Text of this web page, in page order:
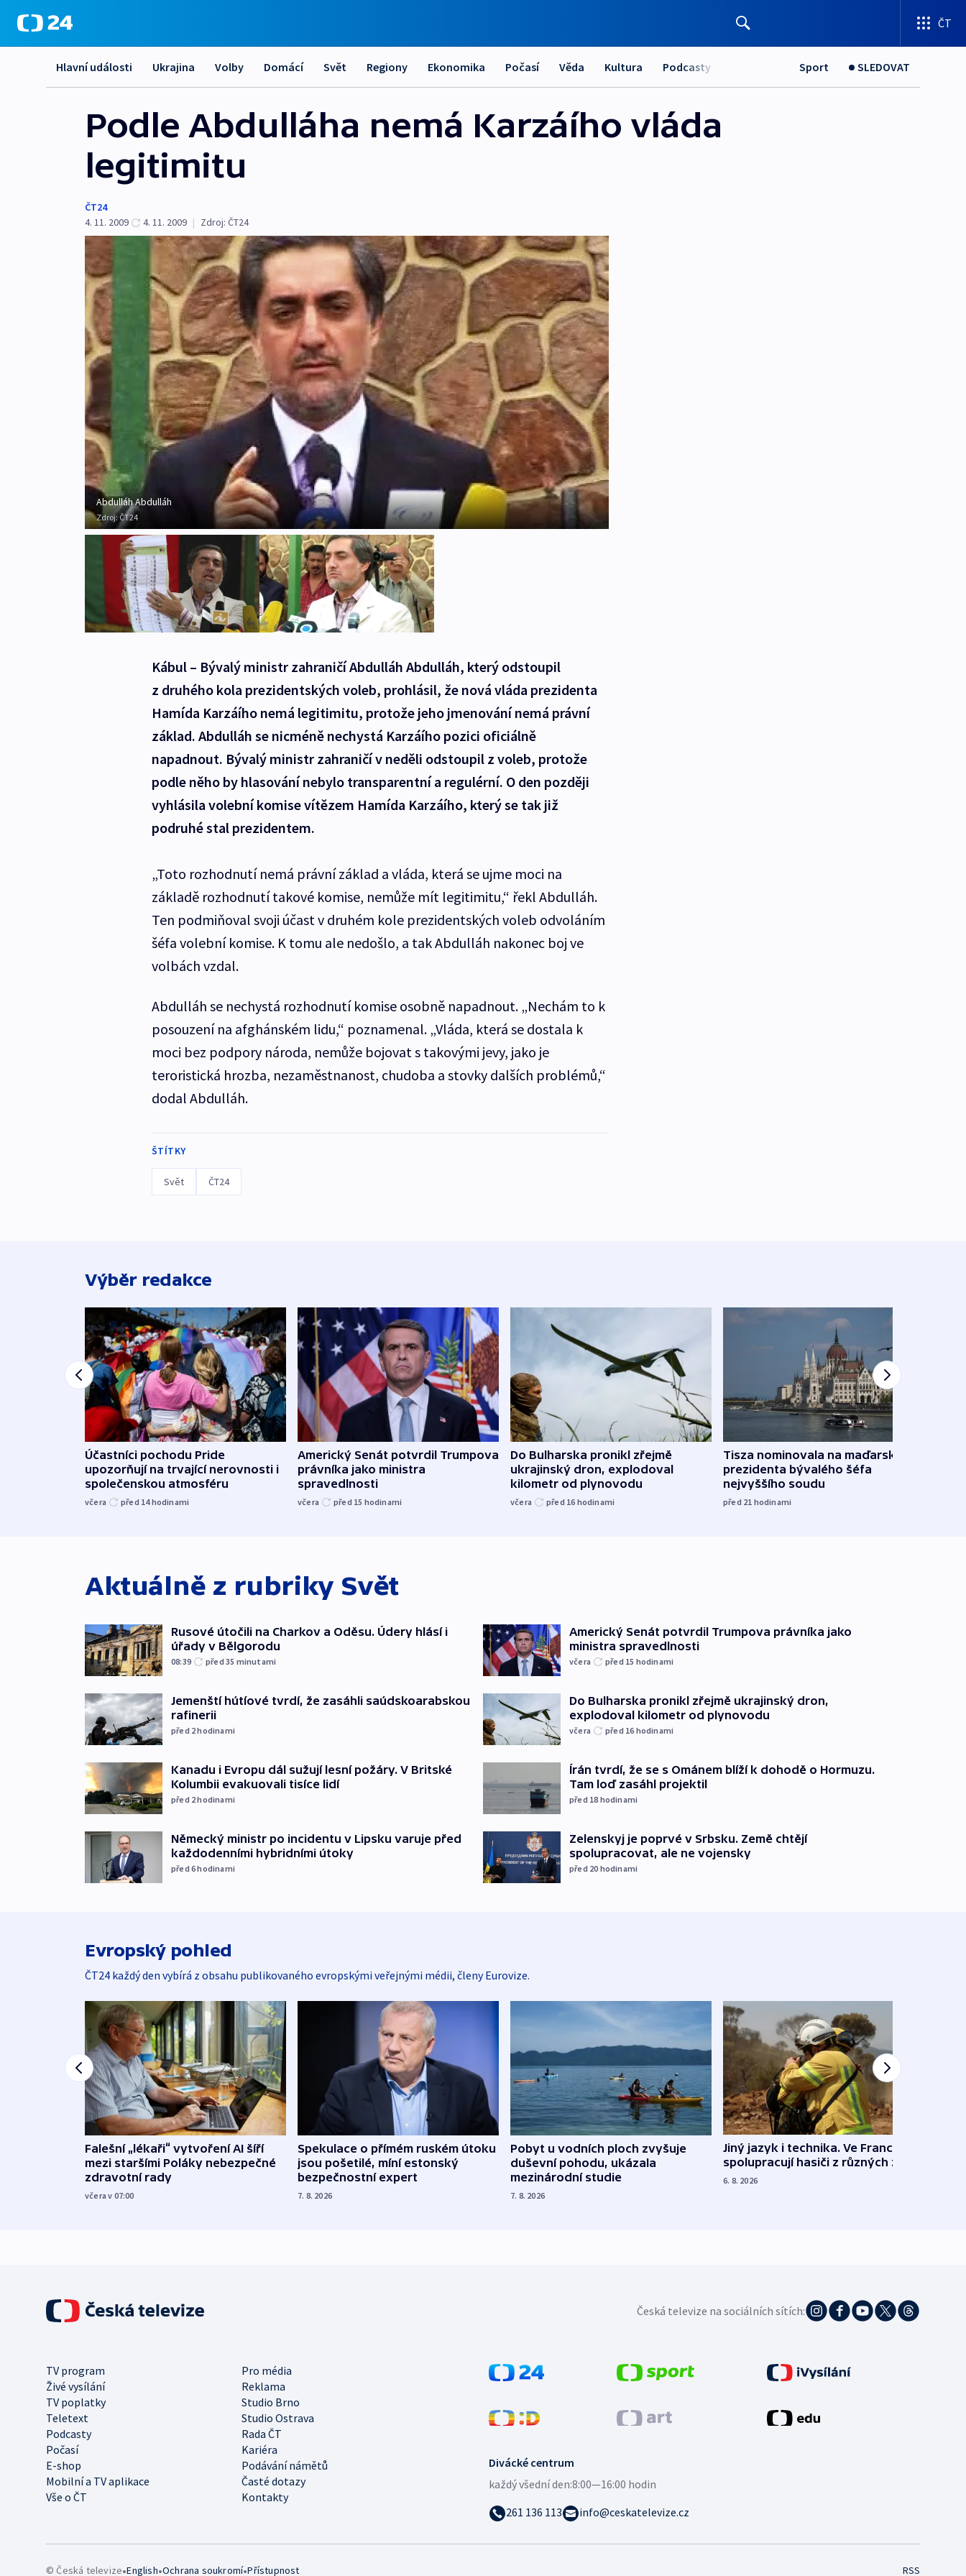
ČT
Hlavní události Ukrajina Volby Domácí Svět Regiony Ekonomika Počasí Věda Kultura Podcasty Sport SLEDOVAT
Podle Abdulláha nemá Karzáího vláda
legitimitu
ČT24
4. 11. 2009
4. 11. 2009 | Zdroj: ČT24
Abdulláh Abdulláh
Zdroj:ČT24
Kábul – Bývalý ministr zahraničí Abdulláh Abdulláh, který odstoupil
z druhého kola prezidentských voleb, prohlásil, že nová vláda prezidenta
Hamída Karzáího nemá legitimitu, protože jeho jmenování nemá právní
základ. Abdulláh se nicméně nechystá Karzáího pozici oficiálně
napadnout. Bývalý ministr zahraničí v neděli odstoupil z voleb, protože
podle něho by hlasování nebylo transparentní a regulérní. O den později
vyhlásila volební komise vítězem Hamída Karzáího, který se tak již
podruhé stal prezidentem.
„Toto rozhodnutí nemá právní základ a vláda, která se ujme moci na
základě rozhodnutí takové komise, nemůže mít legitimitu,“ řekl Abdulláh.
Ten podmiňoval svoji účast v druhém kole prezidentských voleb odvoláním
šéfa volební komise. K tomu ale nedošlo, a tak Abdulláh nakonec boj ve
volbách vzdal.
Abdulláh se nechystá rozhodnutí komise osobně napadnout. „Nechám to k
posouzení na afghánském lidu,“ poznamenal. „Vláda, která se dostala k
moci bez podpory národa, nemůže bojovat s takovými jevy, jako je
teroristická hrozba, nezaměstnanost, chudoba a stovky dalších problémů,“
dodal Abdulláh.
ŠTÍTKY
Svět ČT24
Výběr redakce
Účastníci pochodu Pride
upozorňují na trvající nerovnosti i
společenskou atmosféru
včera před 14hodinami
Americký Senát potvrdil Trumpova
právníka jako ministra
spravedlnosti
včera před 15 hodinami
Do Bulharska pronikl zřejmě
ukrajinský dron, explodoval
kilometr od plynovodu
včera před 16 hodinami
Tisza nominovala na maďarského
prezidenta bývalého šéfa
nejvyššího soudu
před 21 hodinami
Aktuálně z rubriky Svět
Rusové útočili na Charkov a Oděsu. Údery hlásí i
úřady v Bělgorodu
08:39 před 35 minutami
Jemenští hútíové tvrdí, že zasáhli saúdskoarabskou
rafinerii
před 2hodinami
Kanadu i Evropu dál sužují lesní požáry. V Britské
Kolumbii evakuovali tisíce lidí
před 2hodinami
Německý ministr po incidentu v Lipsku varuje před
každodenními hybridními útoky
před 6hodinami
Americký Senát potvrdil Trumpova právníka jako
ministra spravedlnosti
včera před 15 hodinami
Do Bulharska pronikl zřejmě ukrajinský dron,
explodoval kilometr od plynovodu
včera před 16 hodinami
Írán tvrdí, že se s Ománem blíží k dohodě o Hormuzu.
Tam loď zasáhl projektil
před 18 hodinami
Zelenskyj je poprvé v Srbsku. Země chtějí
spolupracovat, ale ne vojensky
před 20 hodinami
Evropský pohled
ČT24 každý den vybírá z obsahu publikovaného evropskými veřejnými médii, členy Eurovize.
Falešní „lékaři“ vytvoření AI šíří
mezi staršími Poláky nebezpečné
zdravotní rady
včera v 07:00
Spekulace o přímém ruském útoku
jsou pošetilé, míní estonský
bezpečnostní expert
7. 8. 2026
Pobyt u vodních ploch zvyšuje
duševní pohodu, ukázala
mezinárodní studie
7. 8. 2026
Jiný jazyk i technika. Ve Francii
spolupracují hasiči z různých zemí
6. 8. 2026
Česká televize na sociálních sítích:
TV program
Pro média
Živé vysílání
Reklama
TV poplatky
Studio Brno
Teletext
Studio Ostrava
Podcasty
Rada ČT
Počasí
Kariéra
E-shop
Podávání námětů
Mobilní a TV aplikace
Časté dotazy
Vše o ČT
Kontakty
Divácké centrum
každý všední den:8:00—16:00 hodin
261 136 113
info@ceskatelevize.cz
© Česká televize•English•Ochrana soukromí•Přístupnost RSS